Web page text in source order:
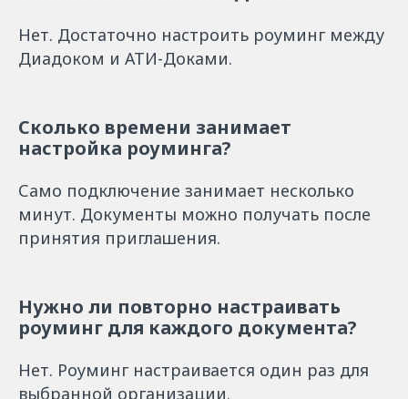
Нет. Достаточно настроить роуминг между
Диадоком и АТИ-Доками.
Сколько времени занимает
настройка роуминга?
Само подключение занимает несколько
минут. Документы можно получать после
принятия приглашения.
Нужно ли повторно настраивать
роуминг для каждого документа?
Нет. Роуминг настраивается один раз для
выбранной организации.